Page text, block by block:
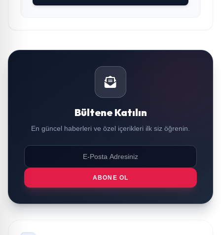
Bültene Katılın
En güncel haberleri ve özel içerikleri ilk siz öğrenin.
ABONE OL